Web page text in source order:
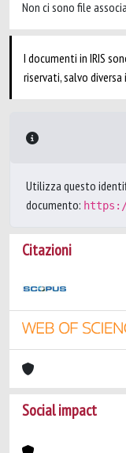
Non ci sono file
I documenti in IRIS
riservati, salvo diversa
Utilizza questo
documento:
Citazioni
Social impact